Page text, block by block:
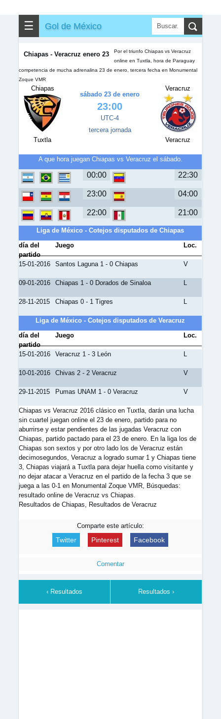
☰ Gol de México
Chiapas - Veracruz enero 23
Por el triunfo Chiapas vs Veracruz
online en Tuxtla, hora de Paraguay
competencia de mucha adrenalina 23 de enero, tercera fecha en Monumental
Zoque VMR
Chiapas
Tuxtla
sábado 23 de enero
23:00
UTC-4
tercera jornada
Veracruz
Veracruz
A que hora juegan Chiapas vs Veracruz el sábado.
00:00 22:30
23:00 04:00
22:00 21:00
Liga de México - Cotejos disputados de Chiapas
día del
partido
Juego Loc.
15-01-2016 Santos Laguna 1 - 0 Chiapas V
09-01-2016 Chiapas 1 - 0 Dorados de Sinaloa L
28-11-2015 Chiapas 0 - 1 Tigres L
Liga de México - Cotejos disputados de Veracruz
día del
partido
Juego Loc.
15-01-2016 Veracruz 1 - 3 León L
10-01-2016 Chivas 2 - 2 Veracruz V
29-11-2015 Pumas UNAM 1 - 0 Veracruz V
Chiapas vs Veracruz 2016 clásico en Tuxtla, darán una lucha
sin cuartel juegan online el 23 de enero, partido para no
aburrirse y estar pendientes de las jugadas Veracruz con
Chiapas, partido pactado para el 23 de enero. En la liga los de
Chiapas son sextos y por otro lado los de Veracruz están
decimosegundos, Veracruz a logrado sumar 1 y Chiapas tiene
3, Chiapas viajará a Tuxtla para dejar huella como visitante y
no dejar atacar a Veracruz en el partido de la fecha 3 que se
juega a las 0-1 en Monumental Zoque VMR, Búsquedas:
resultado online de Veracruz vs Chiapas.
Resultados de Chiapas, Resultados de Veracruz
Comparte este artículo:
Twitter Pinterest Facebook
Comentar
‹ Resultados Resultados ›